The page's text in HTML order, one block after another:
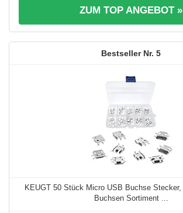
ZUM TOP ANGEBOT »
5
KEUGT 50 Stück Micro USB Buchse Stecker,
Buchsen Sortiment ...